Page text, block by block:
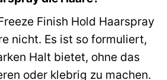
Finish Hold Haarspray
nicht. Es ist so formuliert,
Halt bietet, ohne das
oder klebrig zu machen.